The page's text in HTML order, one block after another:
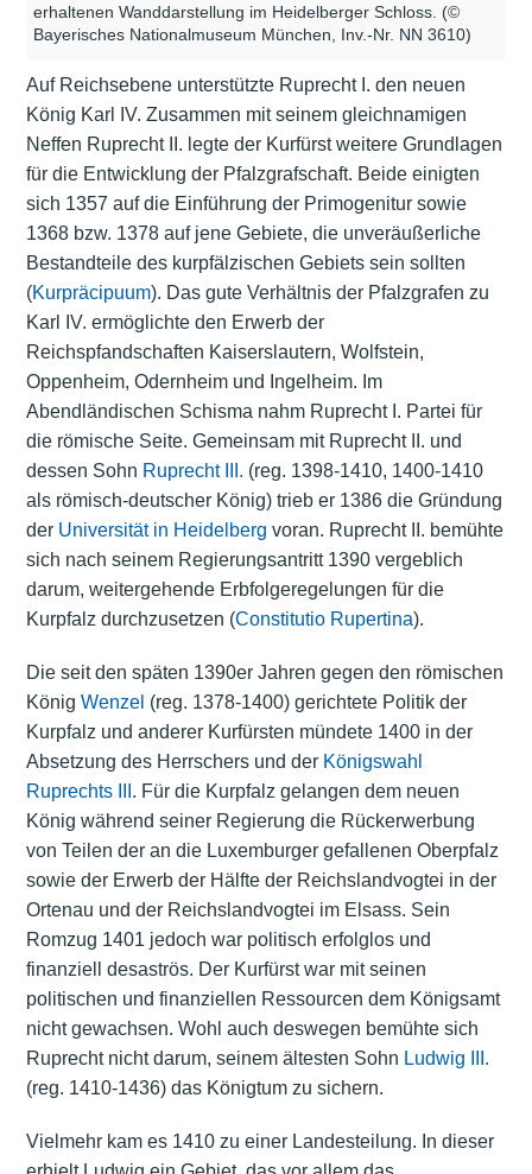
erhaltenen Wanddarstellung im Heidelberger Schloss. (©
Bayerisches Nationalmuseum München, Inv.-Nr. NN 3610)
Auf Reichsebene unterstützte Ruprecht I. den neuen
König Karl IV. Zusammen mit seinem gleichnamigen
Neffen Ruprecht II. legte der Kurfürst weitere Grundlagen
für die Entwicklung der Pfalzgrafschaft. Beide einigten
sich 1357 auf die Einführung der Primogenitur sowie
1368 bzw. 1378 auf jene Gebiete, die unveräußerliche
Bestandteile des kurpfälzischen Gebiets sein sollten
(Kurpräcipuum). Das gute Verhältnis der Pfalzgrafen zu
Karl IV. ermöglichte den Erwerb der
Reichspfandschaften Kaiserslautern, Wolfstein,
Oppenheim, Odernheim und Ingelheim. Im
Abendländischen Schisma nahm Ruprecht I. Partei für
die römische Seite. Gemeinsam mit Ruprecht II. und
dessen Sohn Ruprecht III. (reg. 1398-1410, 1400-1410
als römisch-deutscher König) trieb er 1386 die Gründung
der Universität in Heidelberg voran. Ruprecht II. bemühte
sich nach seinem Regierungsantritt 1390 vergeblich
darum, weitergehende Erbfolgeregelungen für die
Kurpfalz durchzusetzen (Constitutio Rupertina).
Die seit den späten 1390er Jahren gegen den römischen
König Wenzel (reg. 1378-1400) gerichtete Politik der
Kurpfalz und anderer Kurfürsten mündete 1400 in der
Absetzung des Herrschers und der Königswahl
Ruprechts III . Für die Kurpfalz gelangen dem neuen
König während seiner Regierung die Rückerwerbung
von Teilen der an die Luxemburger gefallenen Oberpfalz
sowie der Erwerb der Hälfte der Reichslandvogtei in der
Ortenau und der Reichslandvogtei im Elsass. Sein
Romzug 1401 jedoch war politisch erfolglos und
finanziell desaströs. Der Kurfürst war mit seinen
politischen und finanziellen Ressourcen dem Königsamt
nicht gewachsen. Wohl auch deswegen bemühte sich
Ruprecht nicht darum, seinem ältesten Sohn Ludwig III.
(reg. 1410-1436) das Königtum zu sichern.
Vielmehr kam es 1410 zu einer Landesteilung. In dieser